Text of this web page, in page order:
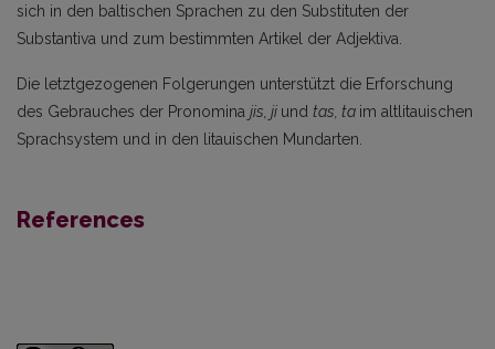
sich in den baltischen Spra­chen zu den Substituten der
Substantiva und zum bestimmten Artikel der Adjektiva.
Die letztgezogenen Folgerungen unterstützt die Erforschung
des Gebrauches der Pronomina jis, ji und tas, ta im altlitauischen
Sprachsystem und in den litauischen Mundarten.
References